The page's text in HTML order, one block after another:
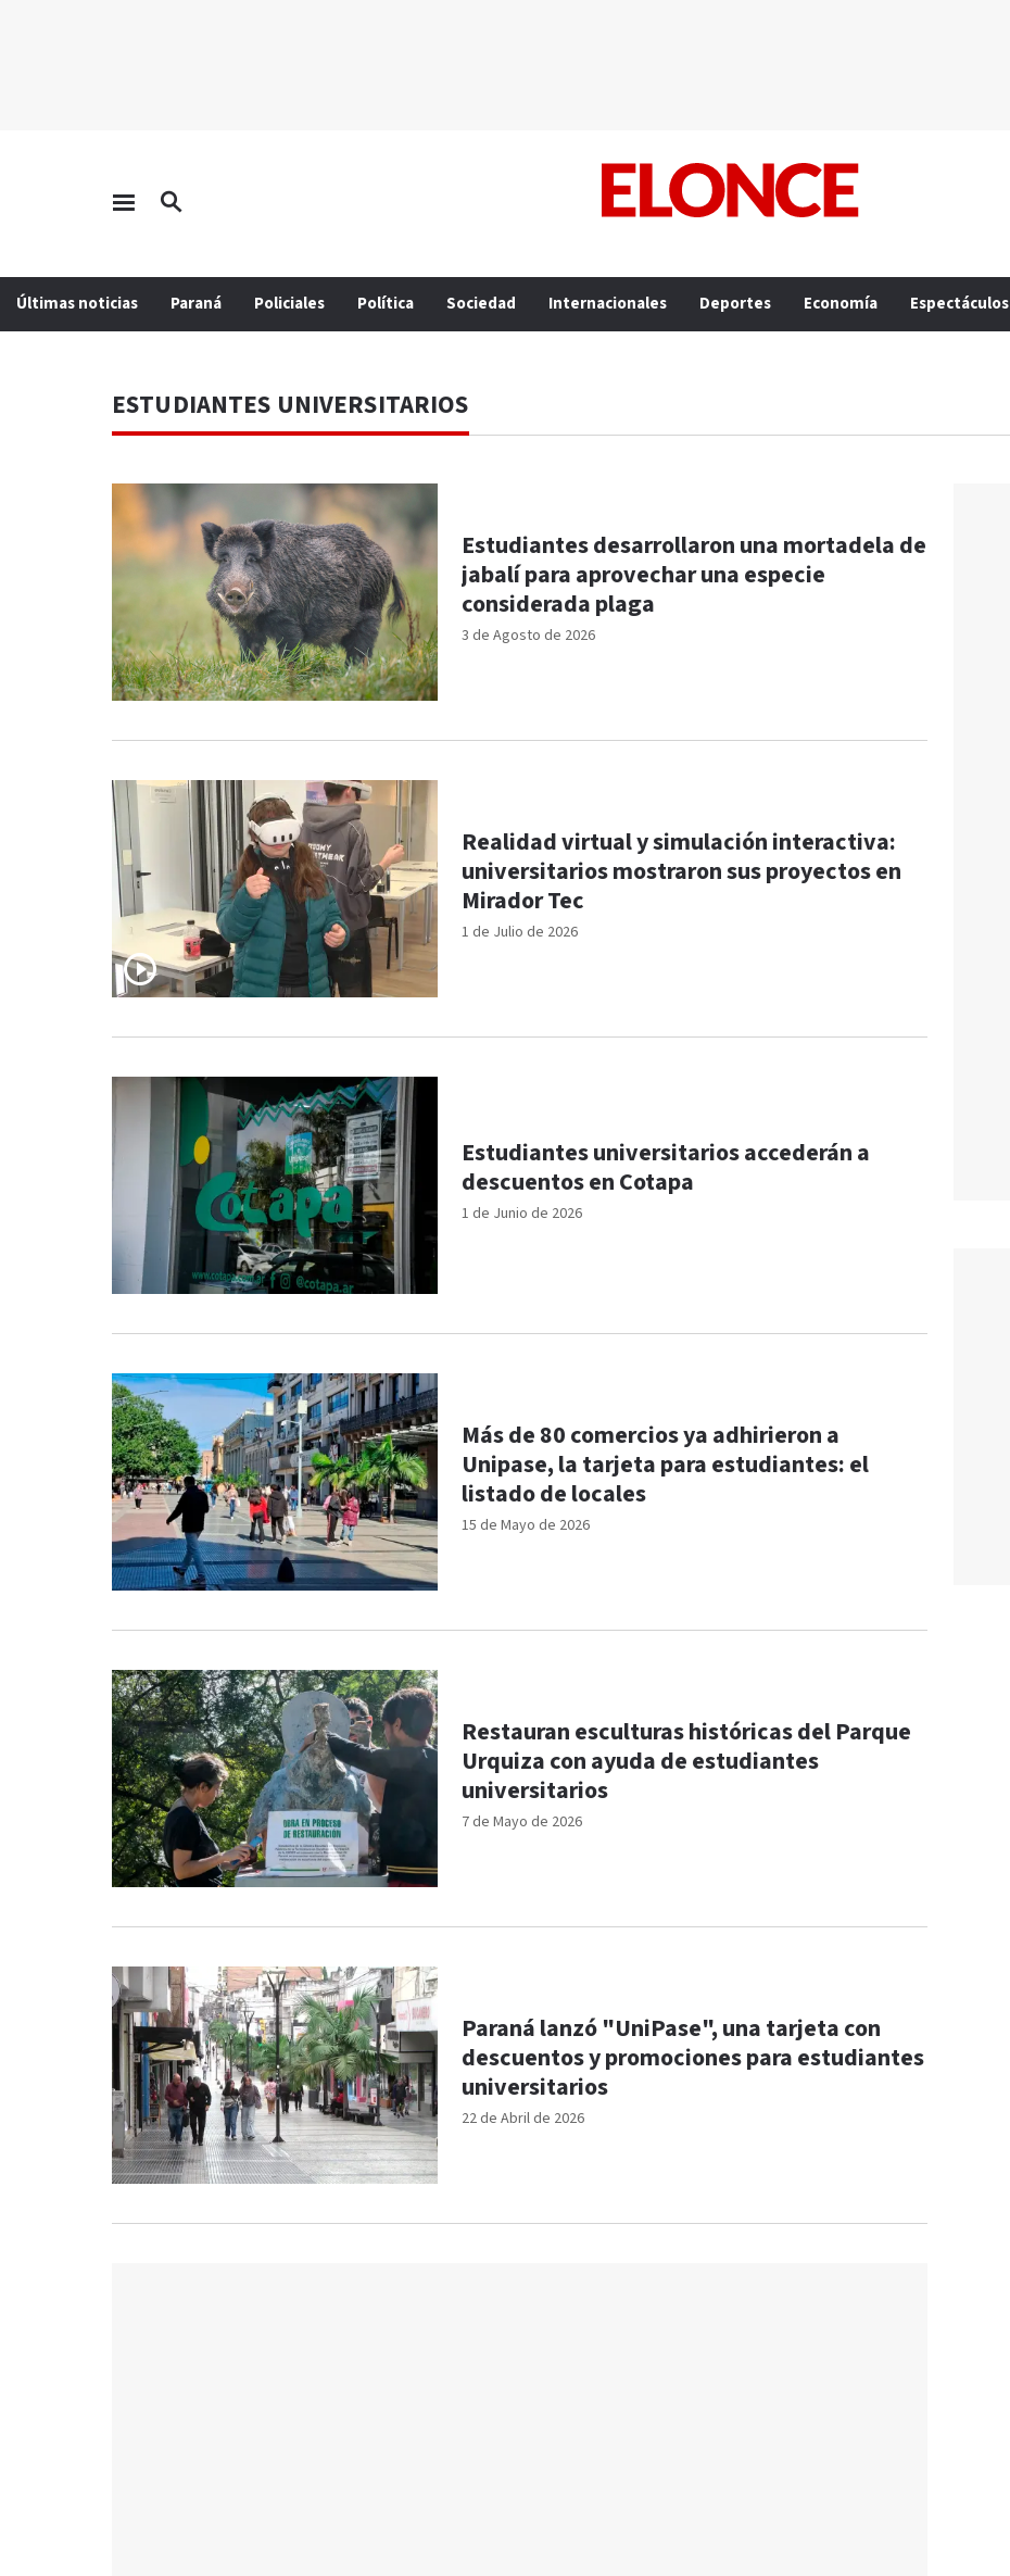
Últimas noticias Paraná Policiales Política Sociedad Internacionales Deportes Economía Espectáculos
ESTUDIANTES UNIVERSITARIOS
3 de Agosto de 2026
Estudiantes desarrollaron una mortadela de
jabalí para aprovechar una especie
considerada plaga
1 de Julio de 2026
Realidad virtual y simulación interactiva:
universitarios mostraron sus proyectos en
Mirador Tec
1 de Junio de 2026
Estudiantes universitarios accederán a
descuentos en Cotapa
15 de Mayo de 2026
Más de 80 comercios ya adhirieron a
Unipase, la tarjeta para estudiantes: el
listado de locales
7 de Mayo de 2026
Restauran esculturas históricas del Parque
Urquiza con ayuda de estudiantes
universitarios
22 de Abril de 2026
Paraná lanzó "UniPase", una tarjeta con
descuentos y promociones para estudiantes
universitarios